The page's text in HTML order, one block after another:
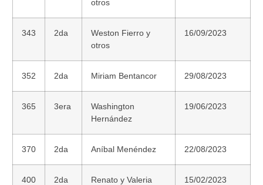
otros
343 2da
Weston Fierro y
otros
16/09/2023
352 2da Miriam Bentancor 29/08/2023
365 3era
Washington
Hernández
19/06/2023
370 2da Aníbal Menéndez 22/08/2023
400 2da
Renato y Valeria
15/02/2023